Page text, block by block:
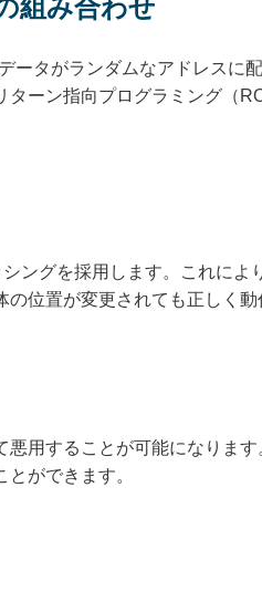
組み合わせ
ータがランダムなアドレスに
ーン指向プログラミング（
ングを採用します。これによ
位置が変更されても正しく動
用することが可能になります
ができます。